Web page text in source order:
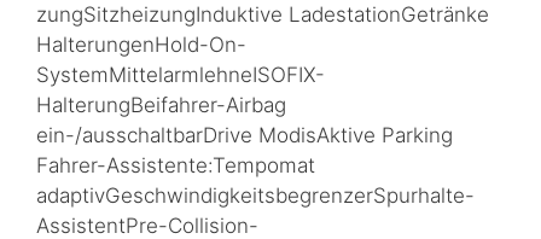
zungSitzheizungInduktive LadestationGetränke
HalterungenHold-On-
SystemMittelarmlehneISOFIX-
HalterungBeifahrer-Airbag
ein-/ausschaltbarDrive ModisAktive Parking
Fahrer-Assistente:Tempomat
adaptivGeschwindigkeitsbegrenzerSpurhalte-
AssistentPre-Collision-